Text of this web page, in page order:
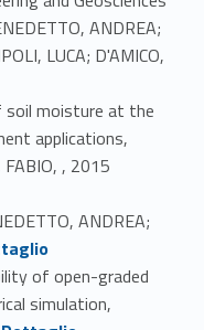
ANDREA;
LUCA; D'AMICO,
soil moisture at the
applications,
, 2015 Link identifier #identifier_person_164265-22
ANDREA;
of open-graded
simulation,
Link identifier #identifier_person_130811-24